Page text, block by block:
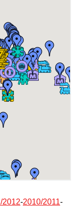
2012-2010/2011-